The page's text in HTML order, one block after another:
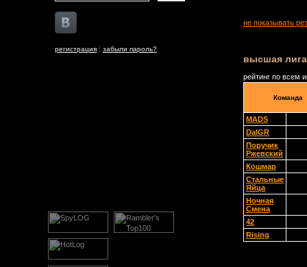
регистрация | забыли пароль?
не показывать
высшая лига
рейтинг по всем
Команда
MADS
DaIGR
Поручик
Ржевский
Кошмар
Стальные
Яйца
Ночная
Смена
42
Rising